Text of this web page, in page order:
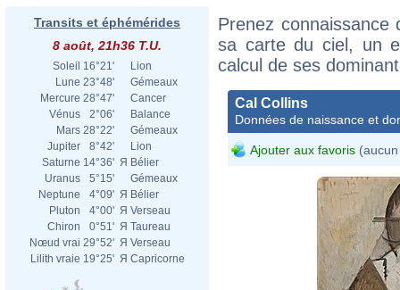
Transits et éphémérides
8 août, 21h36 T.U.
Soleil 16°21'
Lion
Lune 23°48'
Gémeaux
Mercure 28°47'
Cancer
Vénus
2°06'
Balance
Mars 28°22'
Gémeaux
Jupiter
8°42'
Lion
Saturne 14°36' Я Bélier
Uranus
5°15'
Gémeaux
Neptune
4°09' Я Bélier
Pluton
4°00' Я Verseau
Chiron
0°51' Я Taureau
Nœud vrai 29°52' Я Verseau
Lilith vraie 19°25' Я Capricorne
Prenez
sa carte du ciel, un
calcul de ses
Cal Collins
Données de naissance et
Ajouter aux favoris